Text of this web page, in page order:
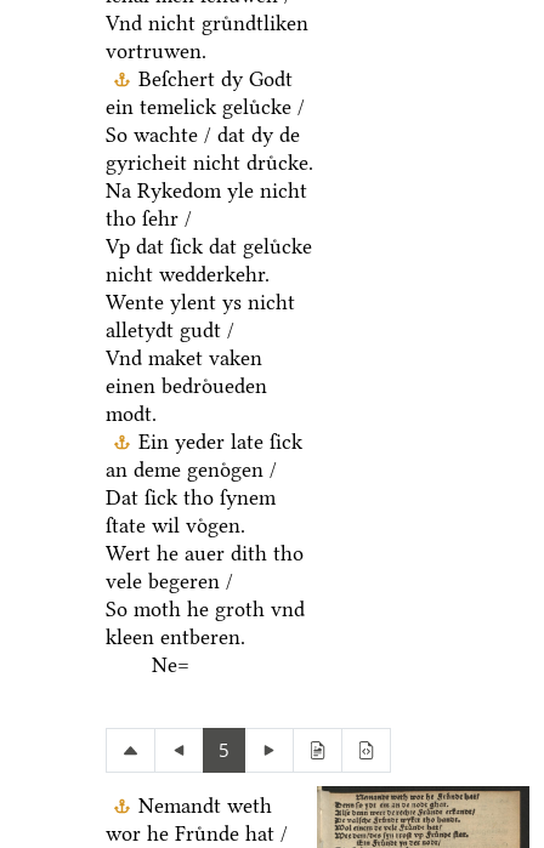
Vnd nicht gruͤndtliken
vortruwen.
Beſchert dy Godt
ein temelick geluͤcke /
So wachte / dat dy de
gyricheit nicht druͤcke.
Na Rykedom yle nicht
tho ſehr /
Vp dat ſick dat geluͤcke
nicht wedderkehr.
Wente ylent ys nicht
alletydt gudt /
Vnd maket vaken
einen bedroͤueden
modt.
Ein yeder late ſick
an deme genoͤgen /
Dat ſick tho ſynem
ſtate wil voͤgen.
Wert he auer dith tho
vele begeren /
So moth he groth vnd
kleen entberen.
Ne=
5
Nemandt weth
wor he Fruͤnde hat /